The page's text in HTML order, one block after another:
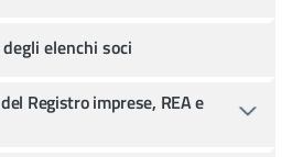
elenchi soci
Registro imprese, REA e